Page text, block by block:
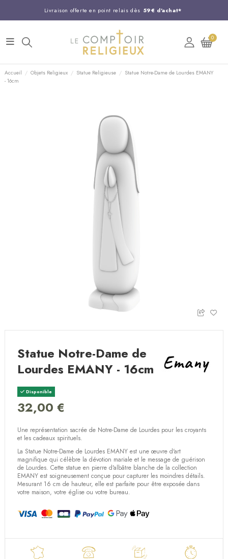
Livraison offerte en point relais dès 59€ d'achat*
Entreprise Française familiale
Support client disponible au 03 20 24 74 15
Commandez avant 14H, expédition le jour même !
0
Accueil Objets Religieux Statue Religieuse
Statue Notre-Dame de Lourdes EMANY
- 16cm
Statue Notre-Dame de
Lourdes EMANY - 16cm
Disponible
32,00 €
Une représentation sacrée de Notre-Dame de Lourdes pour les croyants
et les cadeaux spirituels.
La Statue Notre-Dame de Lourdes EMANY est une œuvre d'art
magnifique qui célèbre la dévotion mariale et le message de guérison
de Lourdes. Cette statue en pierre d'albâtre blanche de la collection
EMANY est soigneusement conçue pour capturer les moindres détails.
Mesurant 16 cm de hauteur, elle est parfaite pour être exposée dans
votre maison, votre église ou votre bureau.